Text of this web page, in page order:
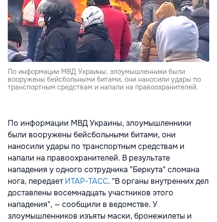
По информации МВД Украины, злоумышленники были
вооружены бейсбольными битами, они наносили удары по
транспортным средствам и напали на правоохранителей.
По информации МВД Украины, злоумышленники
были вооружены бейсбольными битами, они
наносили удары по транспортным средствам и
напали на правоохранителей. В результате
нападения у одного сотрудника "Беркута" сломана
нога, передаетИТАР-ТАСС. "В органы внутренних дел
доставлены восемнадцать участников этого
нападения", — сообщили в ведомстве. У
злоумышленников изъяты маски, бронежилеты и